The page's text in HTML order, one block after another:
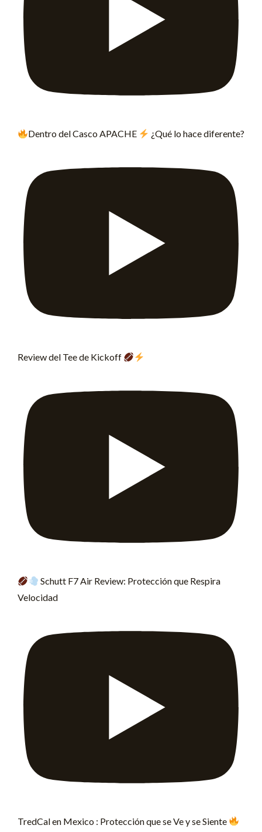
Dentro del Casco APACHE ¿Qué lo hace diferente?
Review del Tee de Kickoff
Schutt F7 Air Review: Protección que Respira
Velocidad
TredCal en Mexico : Protección que se Ve y se Siente